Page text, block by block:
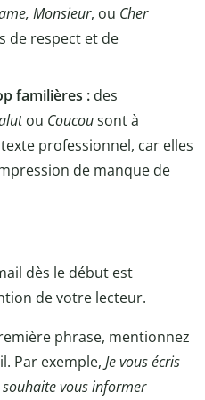
Monsieur, ou Cher
de respect et de
familières : des
ou Coucousont à
professionnel, car elles
de manque de
dès le début est
de votre lecteur.
phrase, mentionnez
Par exemple, Je vous écris
souhaite vous informer